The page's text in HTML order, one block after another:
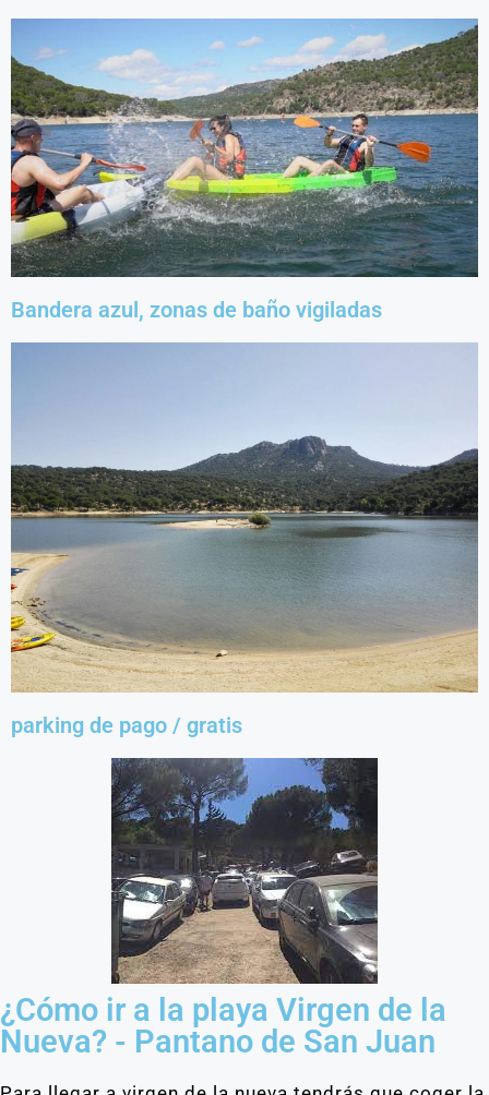
Bandera azul, zonas de baño vigiladas
parking de pago / gratis
¿Cómo ir a la playa Virgen de la
Nueva? - Pantano de San Juan